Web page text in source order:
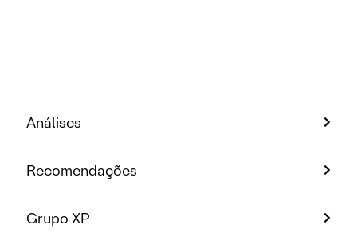
Análises
Recomendações
Grupo XP